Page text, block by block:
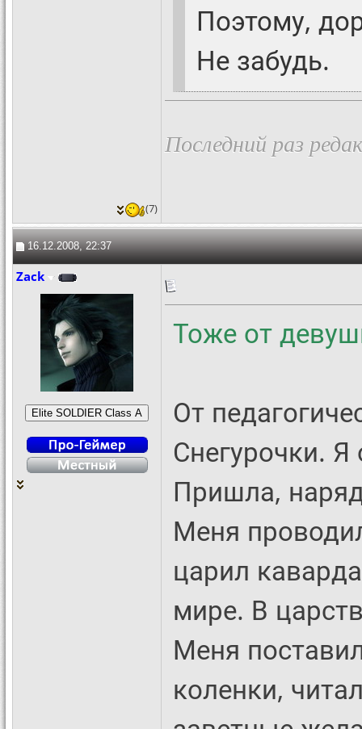
Поэтому,
Не забудь.
Последний раз
(7)
16.12.2008, 22:37
Zack
Тоже от
От
Снегурочки.
Пришла,
Меня
царил
мире. В
Меня
коленки,